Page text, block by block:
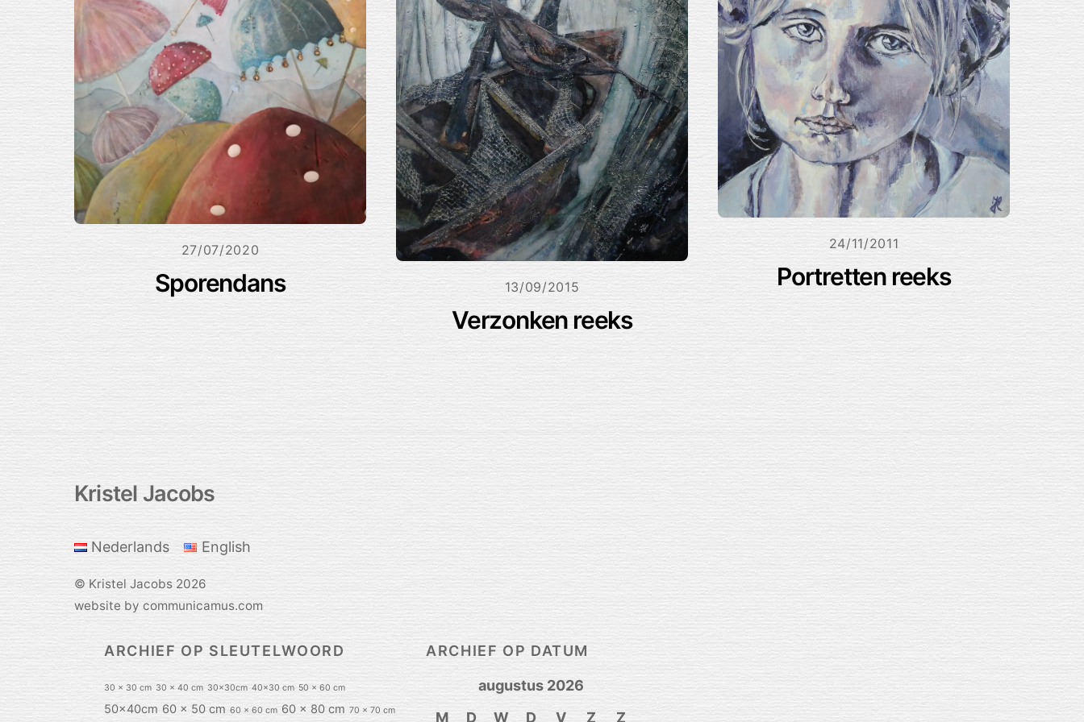
27/07/2020
Sporendans 13/09/2015
Verzonken reeks
24/11/2011
Portretten reeks
Back
To
Top
Kristel Jacobs
Nederlands English
© Kristel Jacobs 2026
website by communicamus.com
ARCHIEF OP SLEUTELWOORD
30 x 30 cm 30 x 40 cm 30x30cm 40x30 cm 50 x 60 cm
50x40cm 60 x 50 cm 60 x 60 cm 60 x 80 cm 70 x 70 cm
ARCHIEF OP DATUM
augustus 2026
M
D W D V Z Z